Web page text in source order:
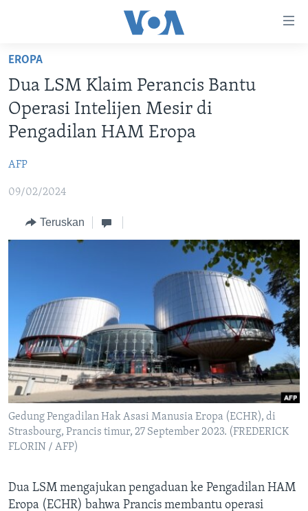
Akses
Lanjut
ke
Konten
Utama
ke
Utama
Lanjut
VIDEO
DAFTAR PROGRAM
Bahasa-bahasa
EROPA
Dua LSM Klaim Perancis Bantu
Operasi Intelijen Mesir di
Pengadilan HAM Eropa
AFP
09/02/2024
Teruskan
Gedung Pengadilan Hak Asasi Manusia Eropa (ECHR), di
Strasbourg, Prancis timur, 27 September 2023. (FREDERICK
FLORIN / AFP)
Dua LSM mengajukan pengaduan ke Pengadilan HAM
Eropa (ECHR) bahwa Prancis membantu operasi